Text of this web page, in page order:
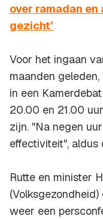
over ramadan en
gezicht’
Voor het ingaan
maanden
in een
20.00 en 21.00
zijn. "Na negen
effectiviteit", aldus
Rutte en minister
weer een